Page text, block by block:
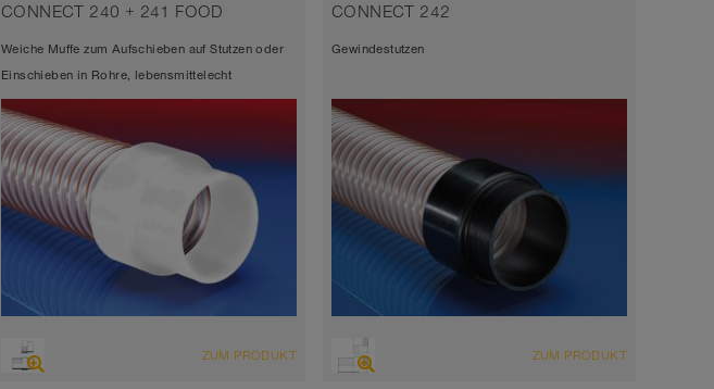
CONNECT 240 + 241 FOOD
Weiche Muffe zum Aufschieben auf Stutzen oder
Einschieben in Rohre, lebensmittelecht
ZUM PRODUKT
CONNECT 242
Gewindestutzen
ZUM PRODUKT